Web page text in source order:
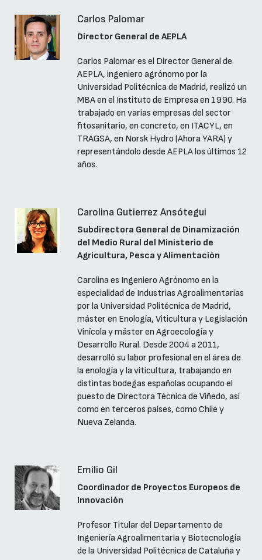
Carlos Palomar
Director General de AEPLA
Carlos Palomar es el Director General de
AEPLA, ingeniero agrónomo por la
Universidad Politécnica de Madrid, realizó un
MBA en el Instituto de Empresa en 1990. Ha
trabajado en varias empresas del sector
fitosanitario, en concreto, en ITACYL, en
TRAGSA, en Norsk Hydro (Ahora YARA) y
representándolo desde AEPLA los últimos 12
años.
Carolina Gutierrez Ansótegui
Subdirectora General de Dinamización
del Medio Rural del Ministerio de
Agricultura, Pesca y Alimentación
Carolina es Ingeniero Agrónomo en la
especialidad de Industrias Agroalimentarias
por la Universidad Politécnica de Madrid,
máster en Enología, Viticultura y Legislación
Vinícola y máster en Agroecología y
Desarrollo Rural. Desde 2004 a 2011,
desarrolló su labor profesional en el área de
la enología y la viticultura, trabajando en
distintas bodegas españolas ocupando el
puesto de Directora Técnica de Viñedo, así
como en terceros países, como Chile y
Nueva Zelanda.
Emilio Gil
Coordinador de Proyectos Europeos de
Innovación
Profesor Titular del Departamento de
Ingeniería Agroalimentaria y Biotecnología
de la Universidad Politécnica de Cataluña y